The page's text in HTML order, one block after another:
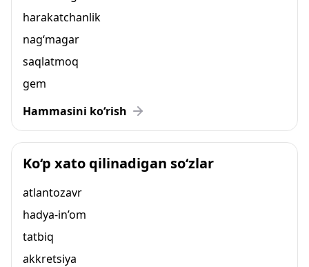
harakatchanlik
nag‘magar
saqlatmoq
gem
Hammasini ko‘rish
Ko‘p xato qilinadigan so‘zlar
atlantozavr
hadya-in’om
tatbiq
akkretsiya